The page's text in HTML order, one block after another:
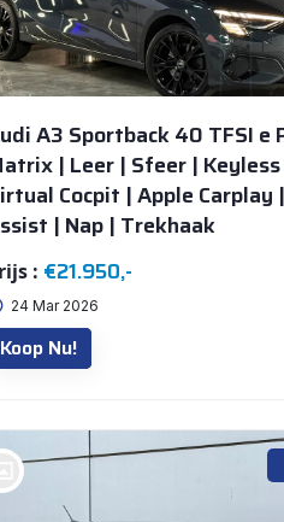
A3 Sportback 40 TFSI e
| Leer | Sfeer |
Cocpit | Apple Carplay
| Nap | Trekhaak
: €21.950,-
24 Mar 2026
Koop Nu!